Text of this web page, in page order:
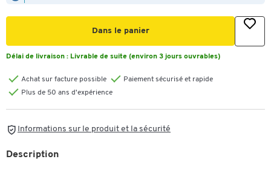
Dans le panier
Délai de livraison : Livrable de suite (environ 3 jours ouvrables)
Achat sur facture possible
Paiement sécurisé et rapide
Plus de 50 ans d'expérience
Informations sur le produit et la sécurité
Description